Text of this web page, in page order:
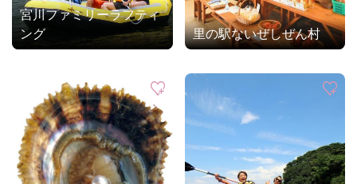
宮川ファミリーラフティ
ング
里の駅ないぜしぜん村